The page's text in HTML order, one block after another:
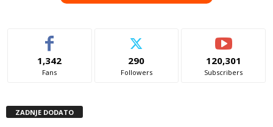
1,342
Fans
290
Followers
120,301
Subscribers
ZADNJE DODATO